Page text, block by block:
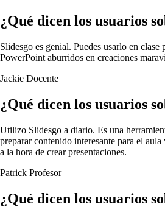
¿Qué dicen los usuarios
Slidesgo es genial. Puedes usarlo en clase
PowerPoint aburridos en creaciones
Jackie Docente
¿Qué dicen los usuarios
Utilizo Slidesgo a diario. Es una
preparar contenido interesante para el
a la hora de crear presentaciones.
Patrick Profesor
¿Qué dicen los usuarios